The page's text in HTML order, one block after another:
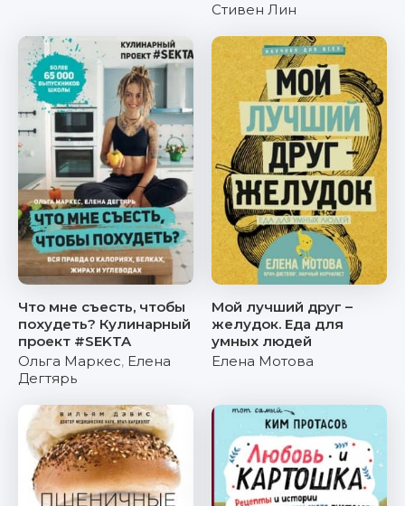
Стивен Лин
Что мне съесть, чтобы
похудеть? Кулинарный
проект #SEKTA
Ольга Маркес, Елена
Дегтярь
Мой лучший друг –
желудок. Еда для
умных людей
Елена Мотова